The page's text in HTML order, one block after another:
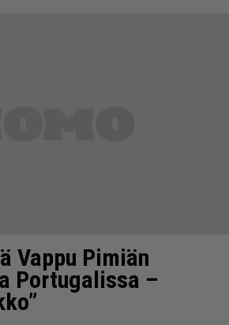
Vappu Pimiän
Portugalissa –